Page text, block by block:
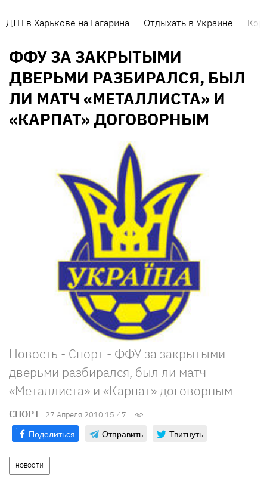
ДТП в Харькове на Гагарина Отдыхать в Украине
ФФУ ЗА ЗАКРЫТЫМИ
ДВЕРЬМИ РАЗБИРАЛСЯ, БЫЛ
ЛИ МАТЧ «МЕТАЛЛИСТА» И
«КАРПАТ» ДОГОВОРНЫМ
Новость - Спорт - ФФУ за закрытыми
дверьми разбирался, был ли матч
«Металлиста» и «Карпат» договорным
СПОРТ 27 Апреля 2010 15:47
Поделиться Отправить Твитнуть
НОВОСТИ